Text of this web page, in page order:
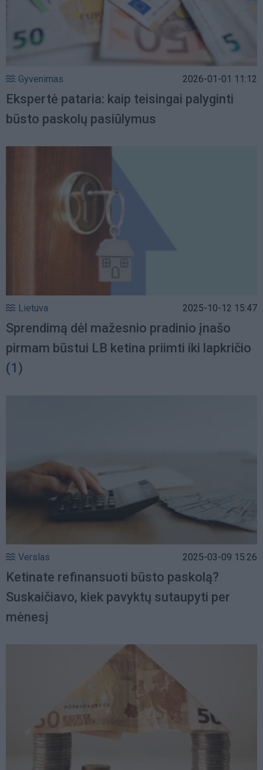
Gyvenimas 2026-01-01 11:12
Ekspertė pataria: kaip teisingai palyginti
būsto paskolų pasiūlymus
Lietuva 2025-10-12 15:47
Sprendimą dėl mažesnio pradinio įnašo
pirmam būstui LB ketina priimti iki lapkričio
(1)
Verslas 2025-03-09 15:26
Ketinate refinansuoti būsto paskolą?
Suskaičiavo, kiek pavyktų sutaupyti per
mėnesį